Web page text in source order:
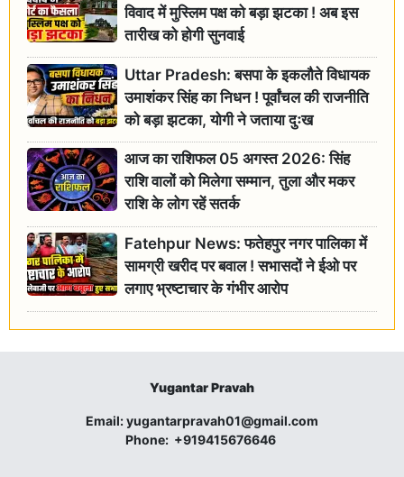
विवाद में मुस्लिम पक्ष को बड़ा झटका ! अब इस
तारीख को होगी सुनवाई
Uttar Pradesh: बसपा के इकलौते विधायक
उमाशंकर सिंह का निधन ! पूर्वांचल की राजनीति
को बड़ा झटका, योगी ने जताया दुःख
आज का राशिफल 05 अगस्त 2026: सिंह
राशि वालों को मिलेगा सम्मान, तुला और मकर
राशि के लोग रहें सतर्क
Fatehpur News: फतेहपुर नगर पालिका में
सामग्री खरीद पर बवाल ! सभासदों ने ईओ पर
लगाए भ्रष्टाचार के गंभीर आरोप
Yugantar Pravah
Email:yugantarpravah01@gmail.com
Phone: +919415676646